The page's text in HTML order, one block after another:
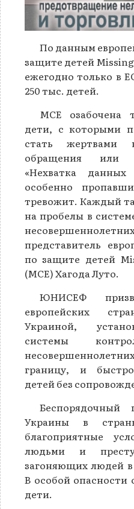
По данным
защите детей
ежегодно только в
250 тыс. детей.
MCE озабочена
дети, с которыми
стать жертвами
обращения или
«Нехватка
особенно
тревожит. Каждый
на пробелы в
представитель
по защите детей
(MCE) Хагода Луто.
ЮНИСЕФ
европейских
Украиной,
системы
границу, и
детей без
Украины в
благоприятные
людьми и
загоняющих людей в
В особой опасности
дети.